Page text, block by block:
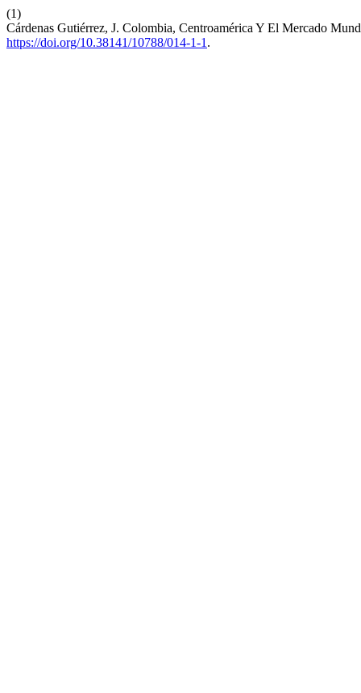
(1)
Cárdenas Gutiérrez, J. Colombia, Centroamérica Y El Mercado
https://doi.org/10.38141/10788/014-1-1 .